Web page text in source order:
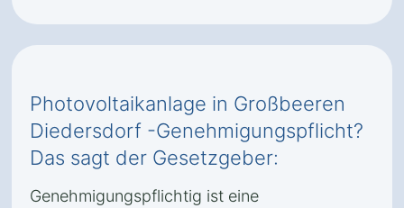
Photovoltaikanlage in Großbeeren
Diedersdorf -Genehmigungspflicht?
Das sagt der Gesetzgeber:
Genehmigungspflichtig ist eine